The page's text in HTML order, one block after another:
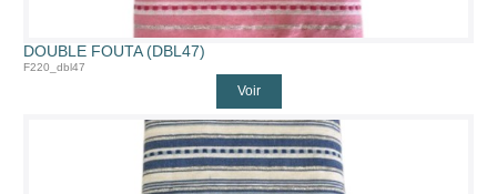
DOUBLE FOUTA (DBL47)
F220_dbl47
Voir